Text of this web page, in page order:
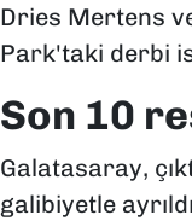
Dries Mertens
Park'taki derbi
Son 10
Galatasaray,
galibiyetle